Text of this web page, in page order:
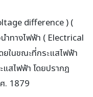
difference ) (
ำทางไฟฟ้า ( Electrical
ในขณะที่กระแสไฟฟ้า
สไฟฟ้า โดยปรากฎ
. 1879